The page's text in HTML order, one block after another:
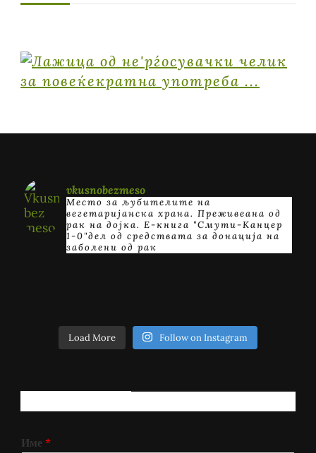
vkusnobezmeso
Место за љубителите на
вегетаријанска храна. Преживеана од
рак на дојка. E-книга "Смути-Канцер
1-0"дел од средствата за донација на
заболени од рак
Load More Follow on Instagram
Име *